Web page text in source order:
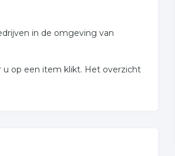
in de omgeving van
op een item klikt. Het overzicht